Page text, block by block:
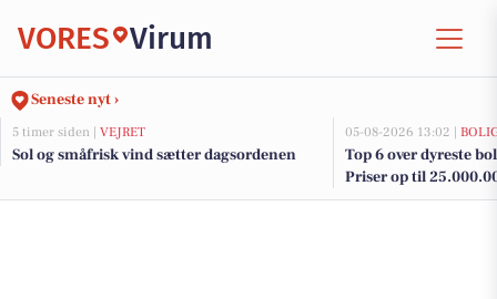
VORES Virum
Seneste nyt ›
5 timer siden | VEJRET
Sol og småfrisk vind sætter dagsordenen
05-08-2026 13:02 |
Top 6 over dyreste
Priser op til